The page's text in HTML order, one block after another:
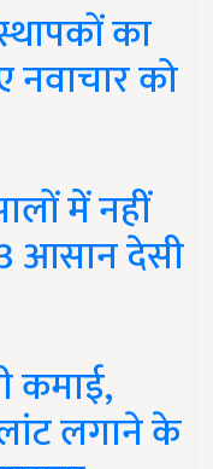
का
नवाचार को
में नहीं
आसान देसी
कमाई,
लगाने के